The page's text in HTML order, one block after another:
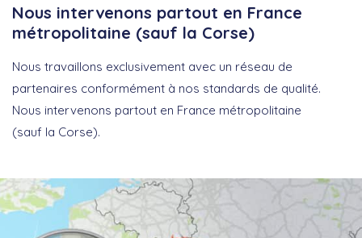
Nous intervenons partout en France
métropolitaine (sauf la Corse)
Nous travaillons exclusivement avec un réseau de
partenaires conformément à nos standards de qualité.
Nous intervenons partout en France métropolitaine
(sauf la Corse).